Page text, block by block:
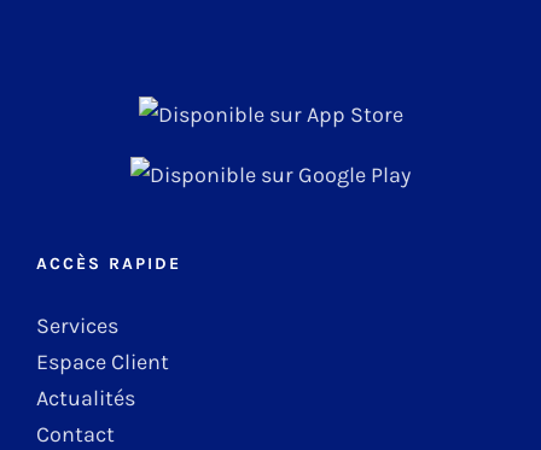
ACCÈS RAPIDE
Services
Espace Client
Actualités
Contact